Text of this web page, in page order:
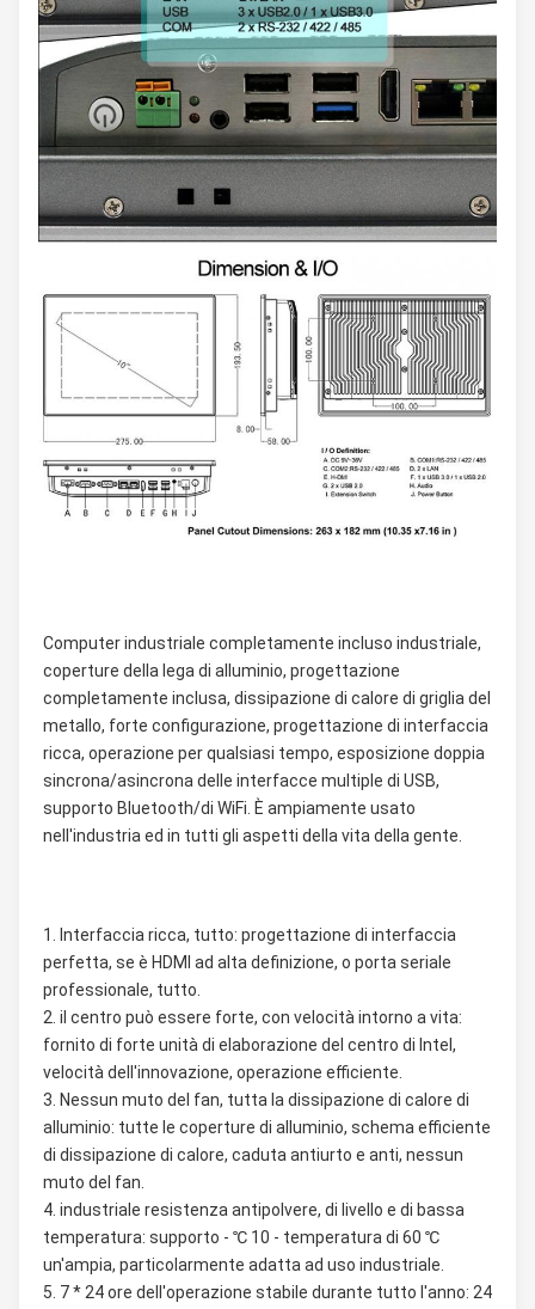
Computer industriale completamente incluso industriale,
coperture della lega di alluminio, progettazione
completamente inclusa, dissipazione di calore di griglia del
metallo, forte configurazione, progettazione di interfaccia
ricca, operazione per qualsiasi tempo, esposizione doppia
sincrona/asincrona delle interfacce multiple di USB,
supporto Bluetooth/di WiFi. È ampiamente usato
nell'industria ed in tutti gli aspetti della vita della gente.
1. Interfaccia ricca, tutto: progettazione di interfaccia
perfetta, se è HDMI ad alta definizione, o porta seriale
professionale, tutto.
2. il centro può essere forte, con velocità intorno a vita:
fornito di forte unità di elaborazione del centro di Intel,
velocità dell'innovazione, operazione efficiente.
3. Nessun muto del fan, tutta la dissipazione di calore di
alluminio: tutte le coperture di alluminio, schema efficiente
di dissipazione di calore, caduta antiurto e anti, nessun
muto del fan.
4. industriale resistenza antipolvere, di livello e di bassa
temperatura: supporto - ℃ 10 - temperatura di 60 ℃
un'ampia, particolarmente adatta ad uso industriale.
5. 7 * 24 ore dell'operazione stabile durante tutto l'anno: 24